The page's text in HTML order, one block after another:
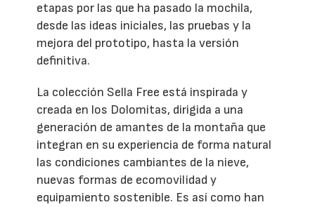
etapas por las que ha pasado la mochila,
desde las ideas iniciales, las pruebas y la
mejora del prototipo, hasta la versión
definitiva.
La colección Sella Free está inspirada y
creada en los Dolomitas, dirigida a una
generación de amantes de la montaña que
integran en su experiencia de forma natural
las condiciones cambiantes de la nieve,
nuevas formas de ecomovilidad y
equipamiento sostenible. Es así como han